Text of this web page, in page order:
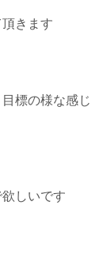
きます
標の様な感じ
しいです